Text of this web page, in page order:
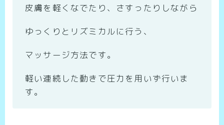
皮膚を軽くなでたり、さすったりしながら
ゆっくりとリズミカルに行う、
マッサージ方法です。
軽い連続した動きで圧力を用いず行いま
す。